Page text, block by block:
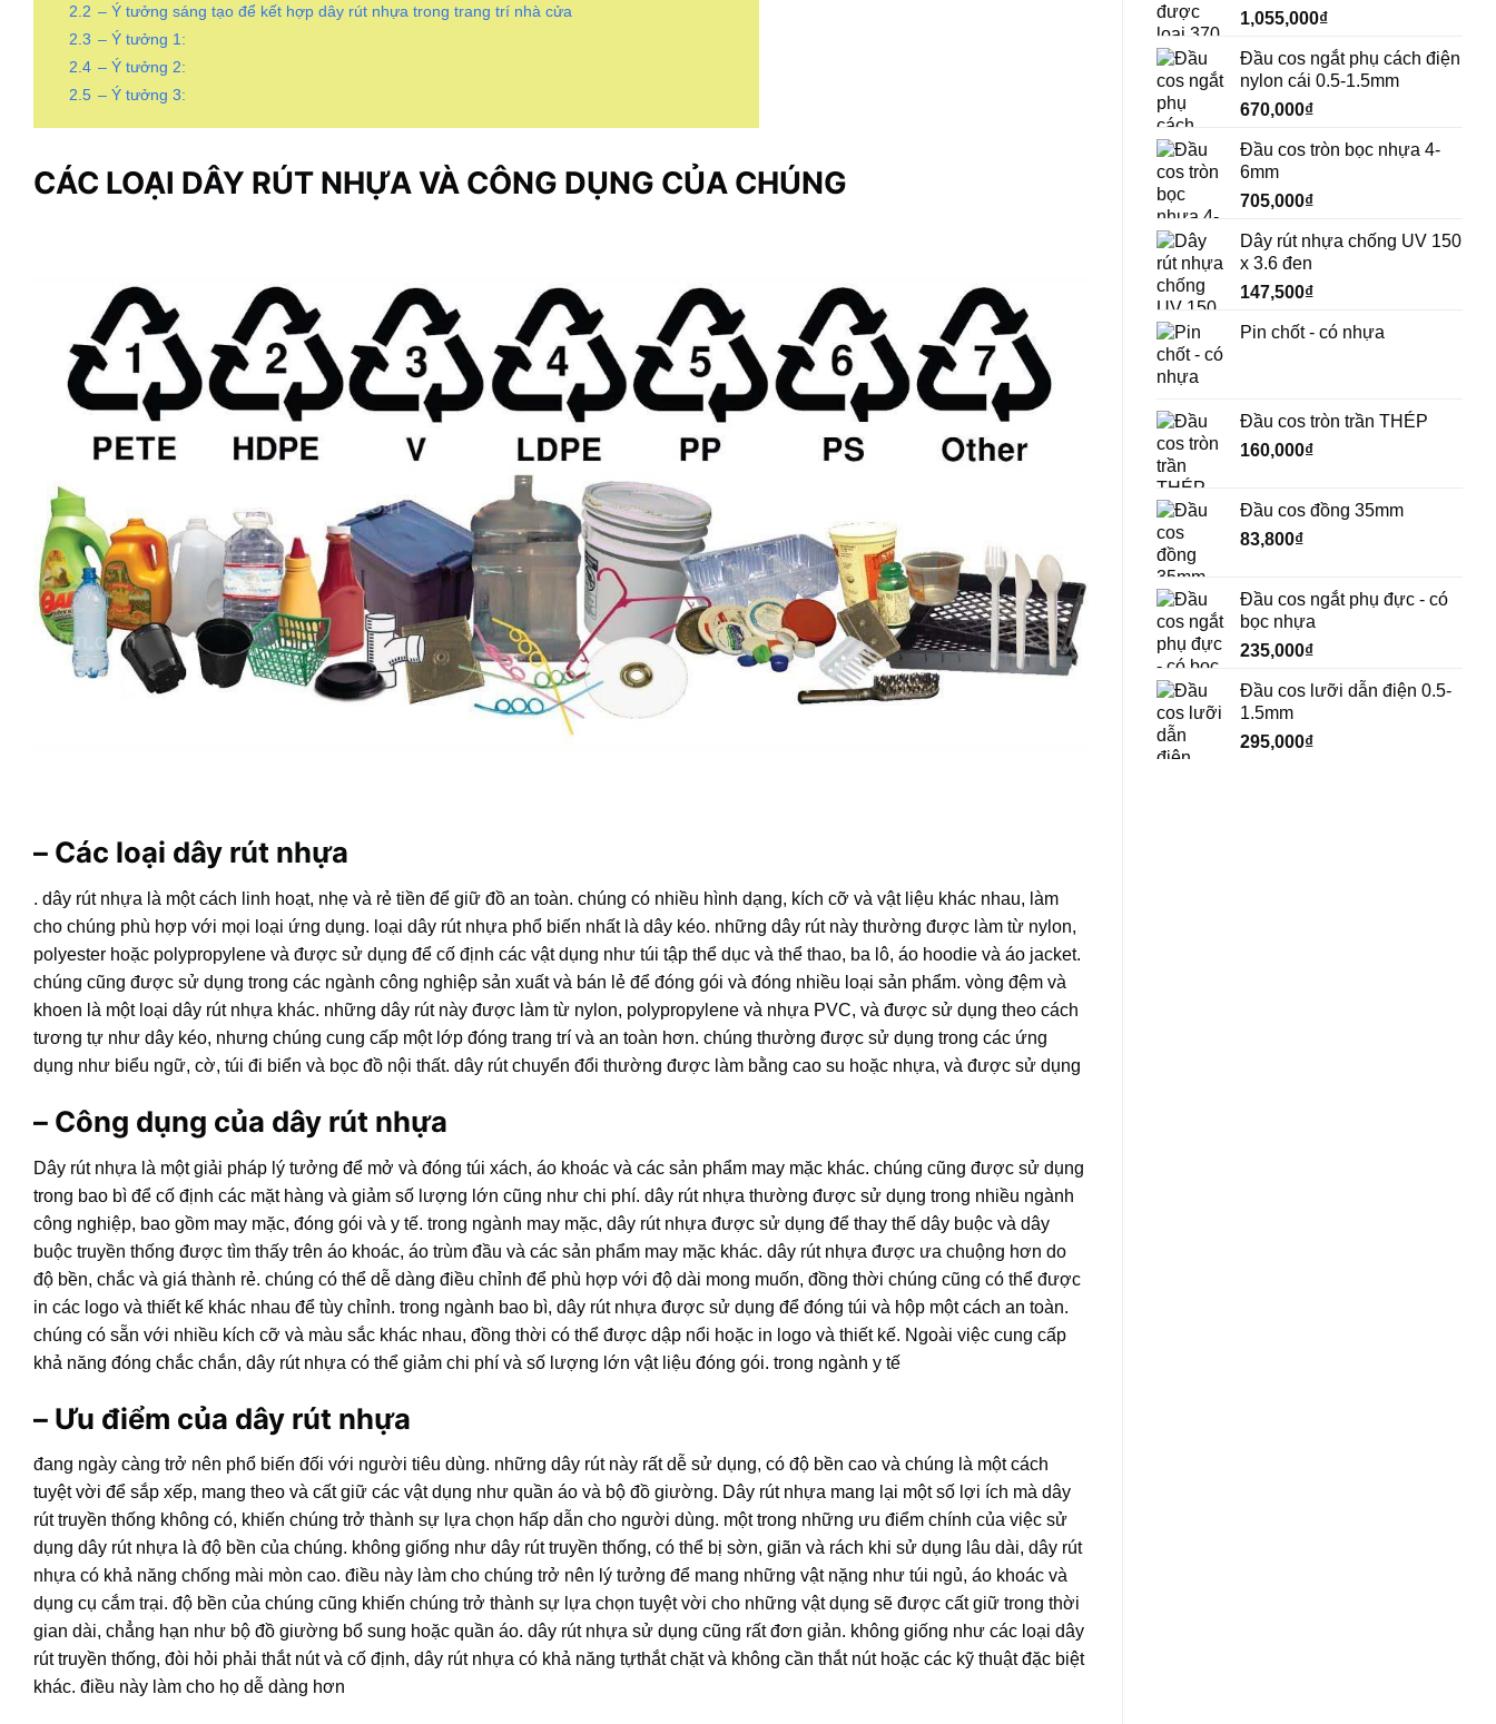
2.2 – Ý tưởng sáng tạo để kết hợp dây rút nhựa trong trang trí nhà cửa
2.3 – Ý tưởng 1:
2.4 – Ý tưởng 2:
2.5 – Ý tưởng 3:
CÁC LOẠI DÂY RÚT NHỰAVÀ CÔNG DỤNG CỦA CHÚNG
– Các loại dây rút nhựa
. dây rút nhựa là một cách linh hoạt, nhẹ và rẻ tiền để giữ đồ an toàn. chúng có nhiều hình dạng, kích cỡ và vật liệu khác nhau, làm
cho chúng phù hợp với mọi loại ứng dụng. loại dây rút nhựa phổ biến nhất là dây kéo. những dây rút này thường được làm từ nylon,
polyester hoặc polypropylene và được sử dụng để cố định các vật dụng như túi tập thể dục và thể thao, ba lô, áo hoodie và áo jacket.
chúng cũng được sử dụng trong các ngành công nghiệp sản xuất và bán lẻ để đóng gói và đóng nhiều loại sản phẩm. vòng đệm và
khoen là một loại dây rút nhựa khác. những dây rút này được làm từ nylon, polypropylene và nhựa PVC, và được sử dụng theo cách
tương tự như dây kéo, nhưng chúng cung cấp một lớp đóng trang trí và an toàn hơn. chúng thường được sử dụng trong các ứng
dụng như biểu ngữ, cờ, túi đi biển và bọc đồ nội thất. dây rút chuyển đổi thường được làm bằng cao su hoặc nhựa, và được sử dụng
– Công dụng của dây rút nhựa
Dây rút nhựa là một giải pháp lý tưởng để mở và đóng túi xách, áo khoác và các sản phẩm may mặc khác. chúng cũng được sử dụng
trong bao bì để cố định các mặt hàng và giảm số lượng lớn cũng như chi phí. dây rút nhựa thường được sử dụng trong nhiều ngành
công nghiệp, bao gồm may mặc, đóng gói và y tế. trong ngành may mặc, dây rút nhựa được sử dụng để thay thế dây buộc và dây
buộc truyền thống được tìm thấy trên áo khoác, áo trùm đầu và các sản phẩm may mặc khác. dây rút nhựa được ưa chuộng hơn do
độ bền, chắc và giá thành rẻ. chúng có thể dễ dàng điều chỉnh để phù hợp với độ dài mong muốn, đồng thời chúng cũng có thể được
in các logo và thiết kế khác nhau để tùy chỉnh. trong ngành bao bì, dây rút nhựa được sử dụng để đóng túi và hộp một cách an toàn.
chúng có sẵn với nhiều kích cỡ và màu sắc khác nhau, đồng thời có thể được dập nổi hoặc in logo và thiết kế. Ngoài việc cung cấp
khả năng đóng chắc chắn, dây rút nhựa có thể giảm chi phí và số lượng lớn vật liệu đóng gói. trong ngành y tế
– Ưu điểm của dây rút nhựa
đang ngày càng trở nên phổ biến đối với người tiêu dùng. những dây rút này rất dễ sử dụng, có độ bền cao và chúng là một cách
tuyệt vời để sắp xếp, mang theo và cất giữ các vật dụng như quần áo và bộ đồ giường. Dây rút nhựa mang lại một số lợi ích mà dây
rút truyền thống không có, khiến chúng trở thành sự lựa chọn hấp dẫn cho người dùng. một trong những ưu điểm chính của việc sử
dụng dây rút nhựa là độ bền của chúng. không giống như dây rút truyền thống, có thể bị sờn, giãn và rách khi sử dụng lâu dài, dây rút
nhựa có khả năng chống mài mòn cao. điều này làm cho chúng trở nên lý tưởng để mang những vật nặng như túi ngủ, áo khoác và
dụng cụ cắm trại. độ bền của chúng cũng khiến chúng trở thành sự lựa chọn tuyệt vời cho những vật dụng sẽ được cất giữ trong thời
gian dài, chẳng hạn như bộ đồ giường bổ sung hoặc quần áo. dây rút nhựa sử dụng cũng rất đơn giản. không giống như các loại dây
rút truyền thống, đòi hỏi phải thắt nút và cố định, dây rút nhựa có khả năng tựthắt chặt và không cần thắt nút hoặc các kỹ thuật đặc biệt
khác. điều này làm cho họ dễ dàng hơn
1,055,000₫
Đầu cos ngắt phụ cách điện
nylon cái 0.5-1.5mm
670,000₫
Đầu cos tròn bọc nhựa 4-
6mm
705,000₫
Dây rút nhựa chống UV 150
x 3.6 đen
147,500₫
Pin chốt - có nhựa
Đầu cos tròn trần THÉP
160,000₫
Đầu cos đồng 35mm
83,800₫
Đầu cos ngắt phụ đực - có
bọc nhựa
235,000₫
Đầu cos lưỡi dẫn điện 0.5-
1.5mm
295,000₫